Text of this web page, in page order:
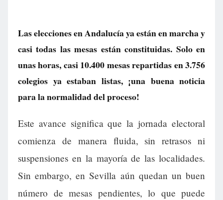
Las elecciones en Andalucía ya están en marcha y
casi todas las mesas están constituidas. Solo en
unas horas, casi 10.400 mesas repartidas en 3.756
colegios ya estaban listas, ¡una buena noticia
para la normalidad del proceso!
Este avance significa que la jornada electoral
comienza de manera fluida, sin retrasos ni
suspensiones en la mayoría de las localidades.
Sin embargo, en Sevilla aún quedan un buen
número de mesas pendientes, lo que puede